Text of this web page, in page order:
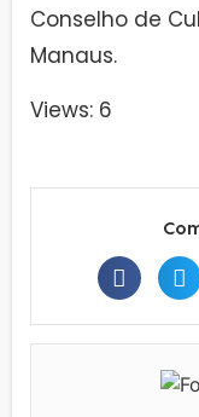
Conselho de
Manaus.
Views: 6